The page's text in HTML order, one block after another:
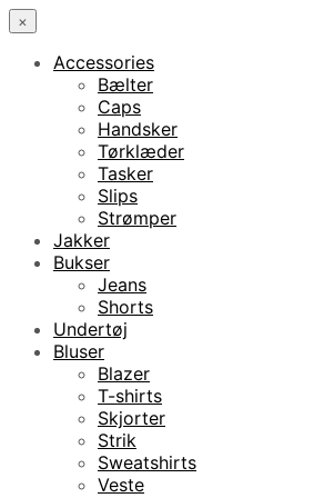
×
Accessories
Bælter
Caps
Handsker
Tørklæder
Tasker
Slips
Strømper
Jakker
Bukser
Jeans
Shorts
Undertøj
Bluser
Blazer
T-shirts
Skjorter
Strik
Sweatshirts
Veste